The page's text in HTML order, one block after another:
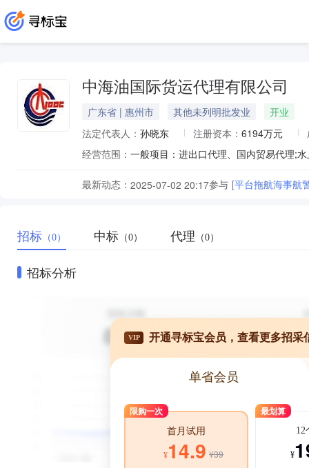
中海油国际货运代理有限公司
广东省 | 惠州市 其他未列明批发业
开业
法定代表人： 孙晓东 注册资本： 6194万元
经营范围：
最新动态： 2025-07-02 20:17参与 [平台拖航海事航
招标 （0） 中标 （0） 代理 （0）
招标分析
VIP 开通寻标宝会员，查看更多招采
单省会员
限购一次
首月试用
¥14.9 ¥39
最划算
12
¥